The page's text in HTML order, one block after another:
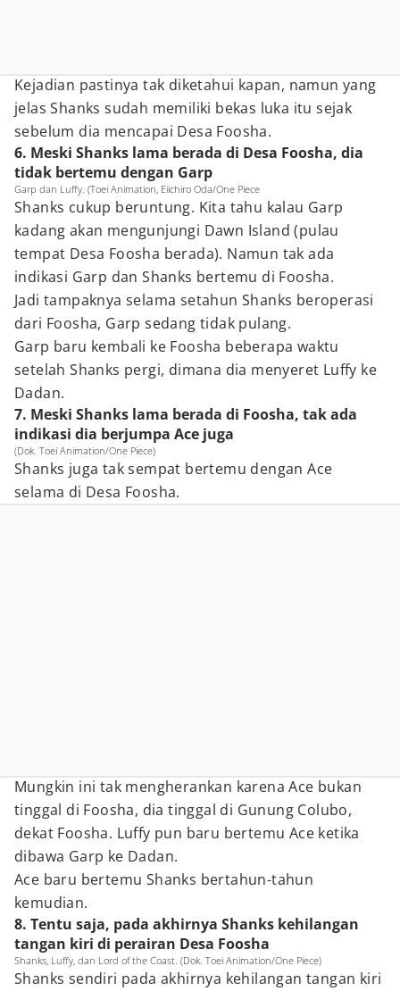
Kejadian pastinya tak diketahui kapan, namun yang
jelas Shanks sudah memiliki bekas luka itu sejak
sebelum dia mencapai Desa Foosha.
6. Meski Shanks lama berada di Desa Foosha, dia
tidak bertemu dengan Garp
Garp dan Luffy. (Toei Animation, Eiichiro Oda/One Piece
Shanks cukup beruntung. Kita tahu kalau Garp
kadang akan mengunjungi Dawn Island (pulau
tempat Desa Foosha berada). Namun tak ada
indikasi Garp dan Shanks bertemu di Foosha.
Jadi tampaknya selama setahun Shanks beroperasi
dari Foosha, Garp sedang tidak pulang.
Garp baru kembali ke Foosha beberapa waktu
setelah Shanks pergi, dimana dia menyeret Luffy ke
Dadan.
7. Meski Shanks lama berada di Foosha, tak ada
indikasi dia berjumpa Ace juga
(Dok. Toei Animation/One Piece)
Shanks juga tak sempat bertemu dengan Ace
selama di Desa Foosha.
Mungkin ini tak mengherankan karena Ace bukan
tinggal di Foosha, dia tinggal di Gunung Colubo,
dekat Foosha. Luffy pun baru bertemu Ace ketika
dibawa Garp ke Dadan.
Ace baru bertemu Shanks bertahun-tahun
kemudian.
8. Tentu saja, pada akhirnya Shanks kehilangan
tangan kiri di perairan Desa Foosha
Shanks, Luffy, dan Lord of the Coast. (Dok. Toei Animation/One Piece)
Shanks sendiri pada akhirnya kehilangan tangan kiri